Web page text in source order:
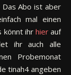
Abo ist aber
mal einen
könnt ihr hierauf
ihr auch alle
Probemonat
tinah4 angeben